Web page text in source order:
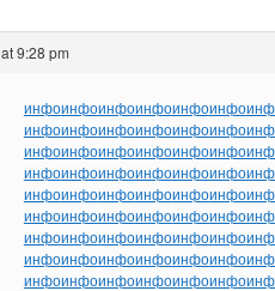
9:28 pm
инфоинфоинфоинфоинфоинфо
инфоинфоинфоинфоинфоинфо
инфоинфоинфоинфоинфоинфо
инфоинфоинфоинфоинфоинфо
инфоинфоинфоинфоинфоинфо
инфоинфоинфоинфоинфоинфо
инфоинфоинфоинфоинфоинфо
инфоинфоинфоинфоинфоинфо
инфоинфоинфоинфоинфоинфо